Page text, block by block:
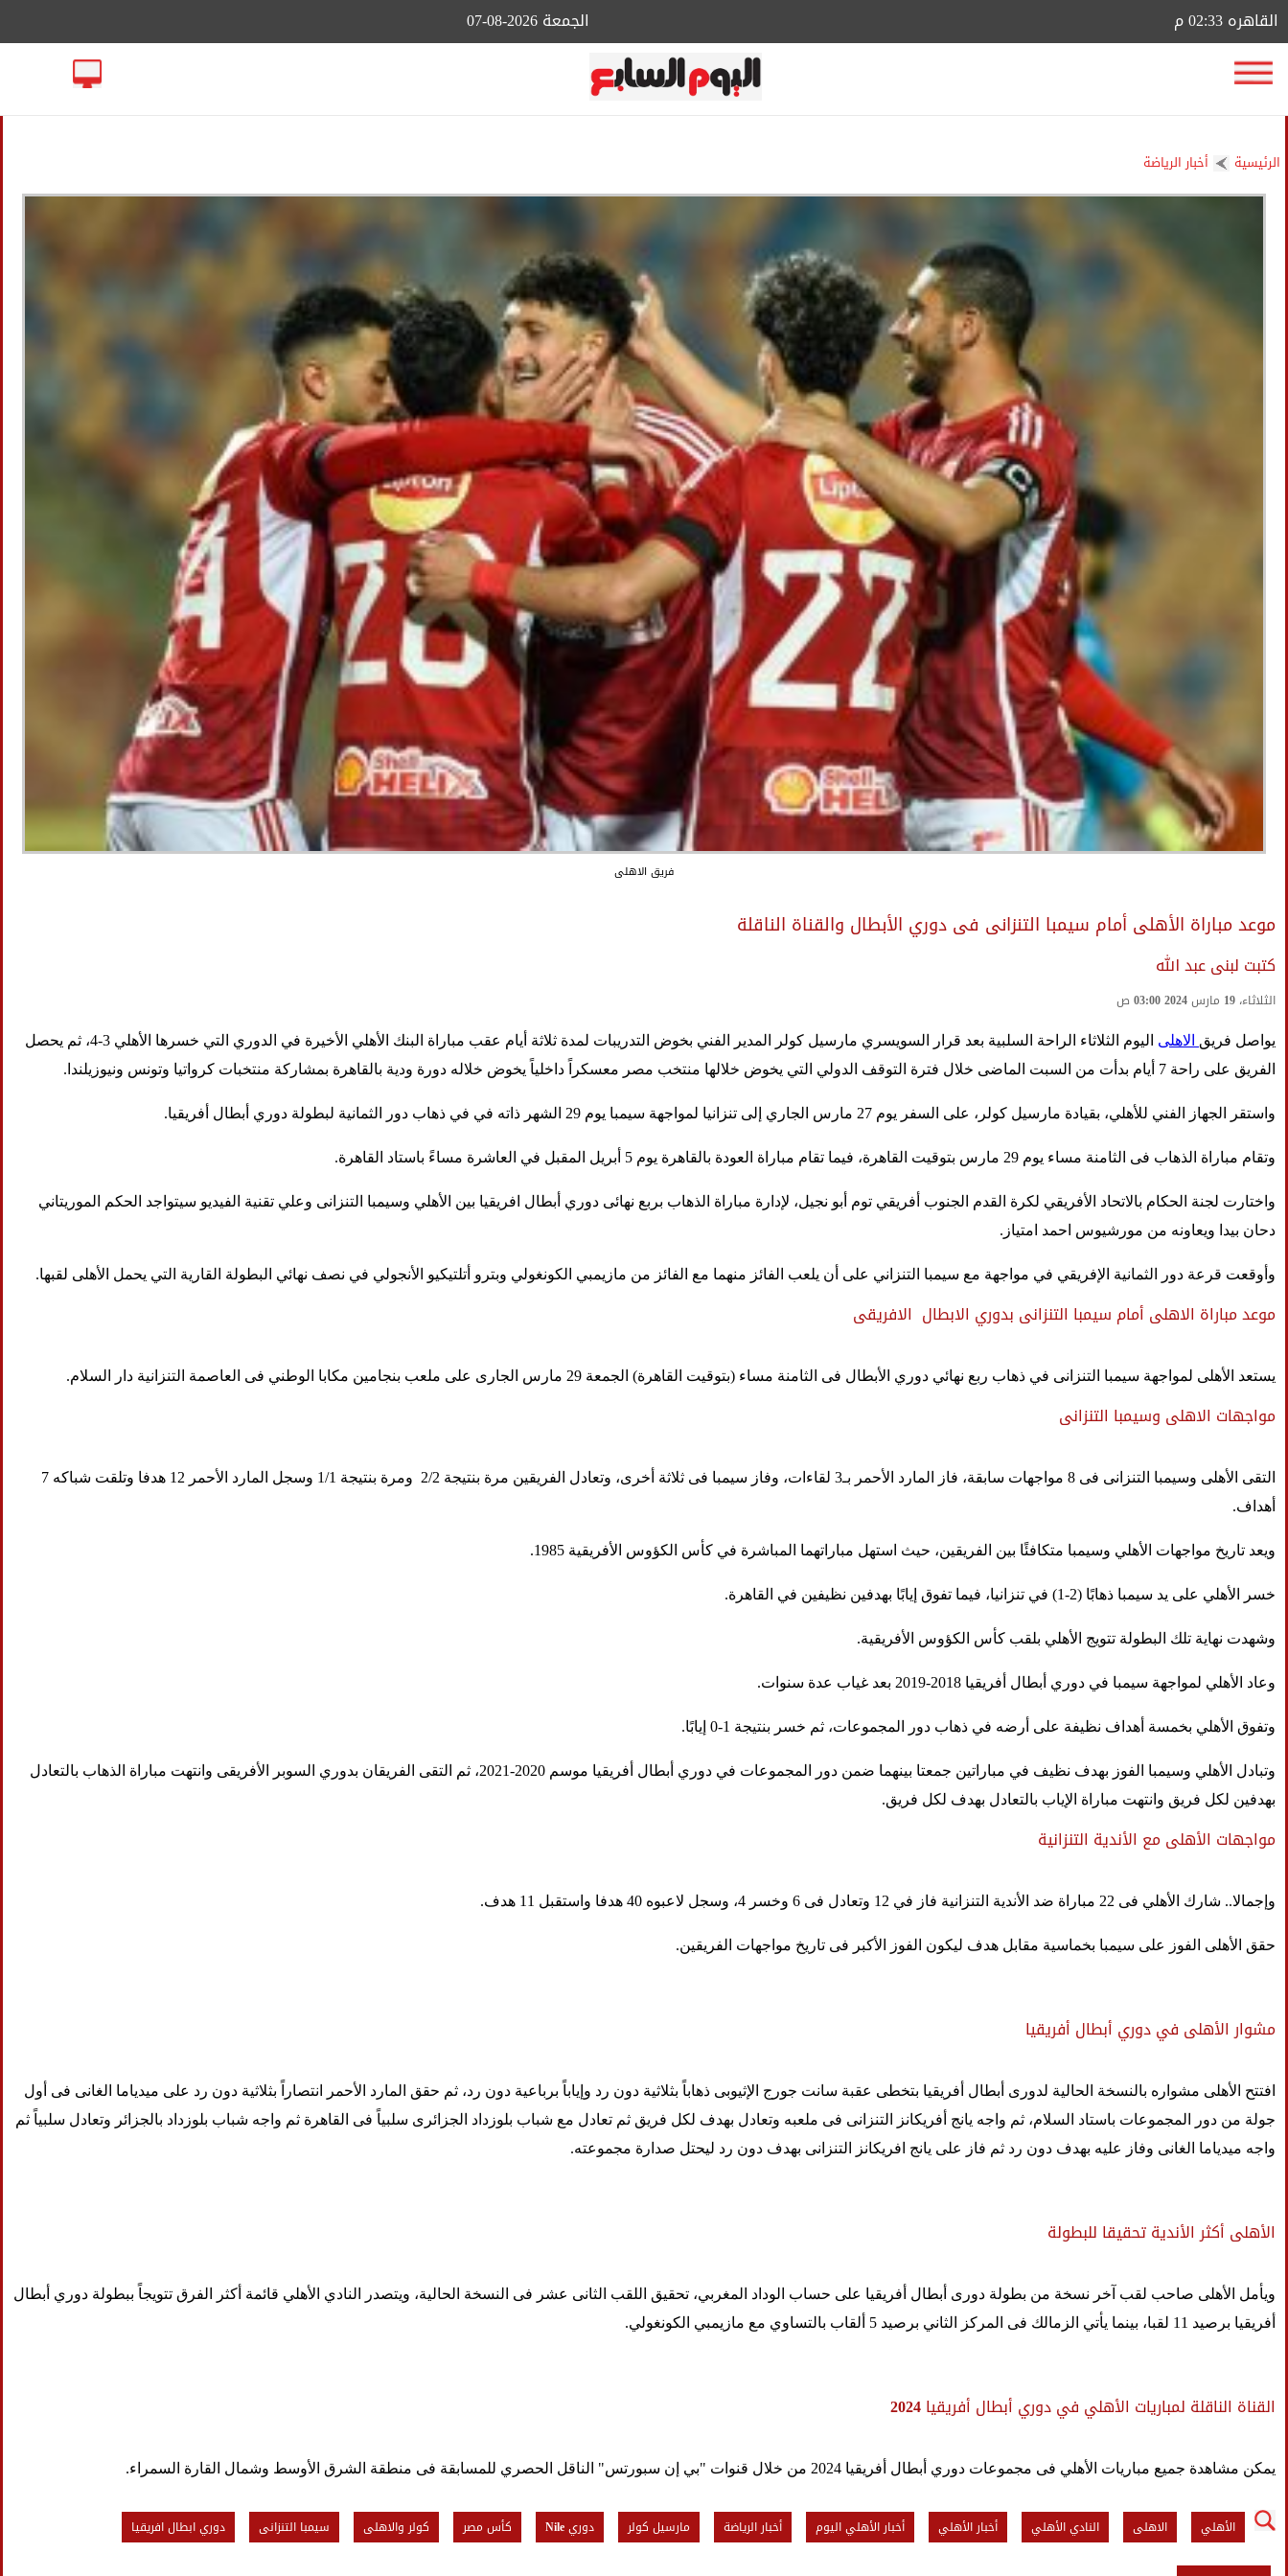
الجمعة 2026-08-07 القاهره 02:33 م
الرئيسية أخبار الرياضة
فريق الاهلى
موعد مباراة الأهلى أمام سيمبا التنزانى فى دوري الأبطال والقناة الناقلة
كتبت لبنى عبد الله
الثلاثاء، 19 مارس 2024 03:00 ص
يواصل فريق الاهلى
اليوم الثلاثاء الراحة السلبية بعد قرار السويسري مارسيل كولر المدير الفني بخوض التدريبات لمدة ثلاثة أيام عقب مباراة البنك الأهلي الأخيرة في الدوري التي خسرها الأهلي 3-4، ثم يحصل
الفريق على راحة 7 أيام بدأت من السبت الماضى خلال فترة التوقف الدولي التي يخوض خلالها منتخب مصر معسكراً داخلياً يخوض خلاله دورة ودية بالقاهرة بمشاركة منتخبات كرواتيا وتونس ونيوزيلندا
.
واستقر الجهاز الفني للأهلي، بقيادة مارسيل كولر، على السفر يوم 27 مارس الجاري إلى تنزانيا لمواجهة سيمبا يوم 29 الشهر ذاته في في ذهاب دور الثمانية لبطولة دوري أبطال أفريقيا.
وتقام مباراة الذهاب فى الثامنة مساء يوم 29 مارس بتوقيت القاهرة، فيما تقام مباراة العودة بالقاهرة يوم 5 أبريل المقبل في العاشرة مساءً باستاد القاهرة.
واختارت لجنة الحكام بالاتحاد الأفريقي لكرة القدم الجنوب أفريقي توم أبو نجيل، لإدارة مباراة الذهاب بربع نهائى دوري أبطال افريقيا بين الأهلي وسيمبا التنزانى وعلي تقنية الفيديو سيتواجد الحكم الموريتاني
دحان بيدا ويعاونه من مورشيوس احمد امتياز.
وأوقعت قرعة دور الثمانية الإفريقي في مواجهة مع سيمبا التنزاني على أن يلعب الفائز منهما مع الفائز من مازيمبي الكونغولي وبترو أتلتيكيو الأنجولي في نصف نهائي البطولة القارية التي يحمل الأهلى لقبها.
موعد مباراة الاهلى أمام سيمبا التنزانى بدوري الابطال الافريقى
يستعد الأهلى لمواجهة سيمبا التنزانى في ذهاب ربع نهائي دوري الأبطال فى الثامنة مساء (بتوقيت القاهرة) الجمعة 29 مارس الجارى على ملعب بنجامين مكابا الوطني فى العاصمة التنزانية دار السلام.
مواجهات الاهلى وسيمبا التنزانى
التقى الأهلى وسيمبا التنزانى فى 8 مواجهات سابقة، فاز المارد الأحمر بـ3 لقاءات، وفاز سيمبا فى ثلاثة أخرى، وتعادل الفريقين مرة بنتيجة 2/2 ومرة بنتيجة 1/1 وسجل المارد الأحمر 12 هدفا وتلقت شباكه 7
أهداف.
ويعد تاريخ مواجهات الأهلي وسيمبا متكافئًا بين الفريقين، حيث استهل مباراتهما المباشرة في كأس الكؤوس الأفريقية 1985 .
خسر الأهلي على يد سيمبا ذهابًا (2-1) في تنزانيا، فيما تفوق إيابًا بهدفين نظيفين في القاهرة .
وشهدت نهاية تلك البطولة تتويج الأهلي بلقب كأس الكؤوس الأفريقية.
وعاد الأهلي لمواجهة سيمبا في دوري أبطال أفريقيا 2018-2019 بعد غياب عدة سنوات .
وتفوق الأهلي بخمسة أهداف نظيفة على أرضه في ذهاب دور المجموعات، ثم خسر بنتيجة 1-0 إيابًا .
وتبادل الأهلي وسيمبا الفوز بهدف نظيف في مباراتين جمعتا بينهما ضمن دور المجموعات في دوري أبطال أفريقيا موسم 2020-2021، ثم التقى الفريقان بدوري السوبر الأفريقى وانتهت مباراة الذهاب بالتعادل
بهدفين لكل فريق وانتهت مباراة الإياب بالتعادل بهدف لكل فريق.
مواجهات الأهلى مع الأندية التنزانية
وإجمالا.. شارك الأهلي فى 22 مباراة ضد الأندية التنزانية فاز في 12 وتعادل فى 6 وخسر 4، وسجل لاعبوه 40 هدفا واستقبل 11 هدف .
حقق الأهلى الفوز على سيمبا بخماسية مقابل هدف ليكون الفوز الأكبر فى تاريخ مواجهات الفريقين.
مشوار الأهلى في دوري أبطال أفريقيا
افتتح الأهلى مشواره بالنسخة الحالية لدورى أبطال أفريقيا بتخطى عقبة سانت جورج الإثيوبى ذهاباً بثلاثية دون رد وإياباً برباعية دون رد، ثم حقق المارد الأحمر انتصاراً بثلاثية دون رد على ميدياما الغانى فى أول
جولة من دور المجموعات باستاد السلام، ثم واجه يانج أفريكانز التنزانى فى ملعبه وتعادل بهدف لكل فريق ثم تعادل مع شباب بلوزداد الجزائرى سلبياً فى القاهرة ثم واجه شباب بلوزداد بالجزائر وتعادل سلبياً ثم
واجه ميدياما الغانى وفاز عليه بهدف دون رد ثم فاز على يانج افريكانز التنزانى بهدف دون رد ليحتل صدارة مجموعته.
الأهلى أكثر الأندية تحقيقا للبطولة
ويأمل الأهلى صاحب لقب آخر نسخة من بطولة دورى أبطال أفريقيا على حساب الوداد المغربي، تحقيق اللقب الثانى عشر فى النسخة الحالية، ويتصدر النادي الأهلي قائمة أكثر الفرق تتويجاً ببطولة دوري أبطال
أفريقيا برصيد 11 لقبا، بينما يأتي الزمالك فى المركز الثاني برصيد 5 ألقاب بالتساوي مع مازيمبي الكونغولي
.
القناة الناقلة لمباريات الأهلي في دوري أبطال أفريقيا 2024
يمكن مشاهدة جميع مباريات الأهلي فى مجموعات دوري أبطال أفريقيا 2024 من خلال قنوات "بي إن سبورتس" الناقل الحصري للمسابقة فى منطقة الشرق الأوسط وشمال القارة السمراء.
الأهلي الاهلى النادي الأهلي أخبار الأهلي أخبار الأهلي اليوم أخبار الرياضة مارسيل كولر دوري Nile كأس مصر كولر والاهلى سيمبا التنزانى دوري ابطال افريقيا